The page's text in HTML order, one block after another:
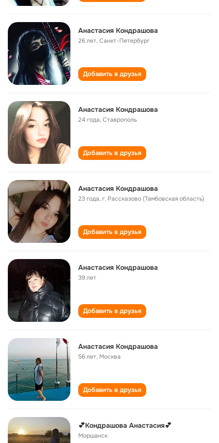
Анастасия Кондрашова
26 лет,Санкт-Петербург
Добавить в друзья
Анастасия Кондрашова
24 года,Ставрополь
Добавить в друзья
Анастасия Кондрашова
23 года,г. Рассказово (Тамбовская область)
Добавить в друзья
Анастасия Кондрашова
39 лет
Добавить в друзья
Анастасия Кондрашова
56 лет, Москва
Добавить в друзья
💕Кондрашова Анастасия💕
Моршанск